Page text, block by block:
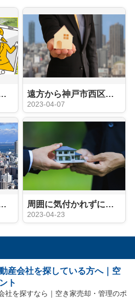
どうする？手続きの注意点とは？ 遠方から神戸市西区周辺にある不動産を売却する方法は？売却の流れを解説！
2023-04-07
は？不動産売却のタイミングはいつ？ 周囲に気付かれずに不動産売却したいですか？売却活動のポイントをご紹介
2023-04-23
産会社を探している方へ｜空
ト
社を探すなら｜空き家売却・管理のポ